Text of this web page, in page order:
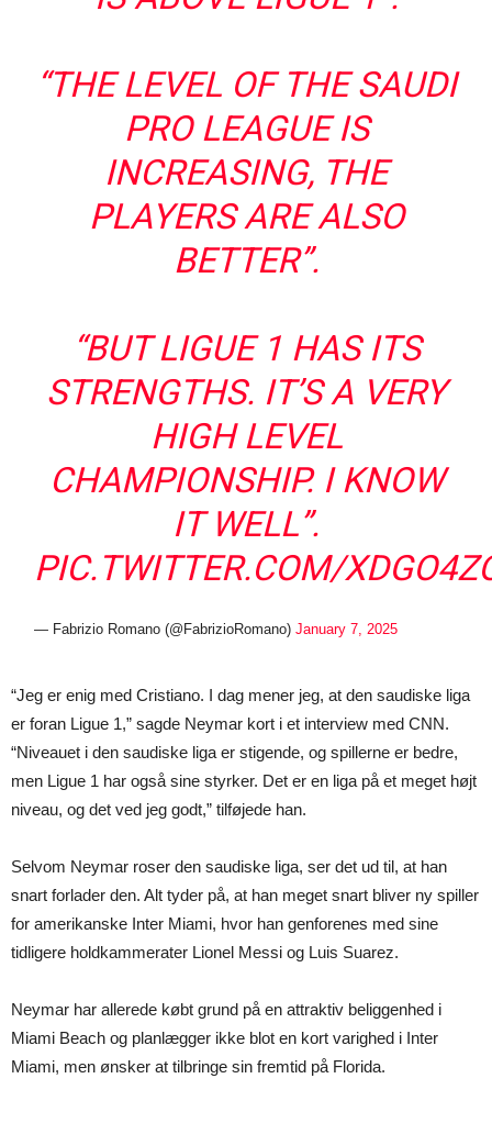
“THE LEVEL OF THE SAUDI
PRO LEAGUE IS
INCREASING, THE
PLAYERS ARE ALSO
BETTER”.
“BUT LIGUE 1 HAS ITS
STRENGTHS. IT’S A VERY
HIGH LEVEL
CHAMPIONSHIP. I KNOW
IT WELL”.
PIC.TWITTER.COM/
— Fabrizio Romano (@FabrizioRomano)January 7, 2025
“Jeg er enig med Cristiano. I dag mener jeg, at den saudiske liga
er foran Ligue 1,” sagde Neymar kort i et interview med CNN.
“Niveauet i den saudiske liga er stigende, og spillerne er bedre,
men Ligue 1 har også sine styrker. Det er en liga på et meget højt
niveau, og det ved jeg godt,” tilføjede han.
Selvom Neymar roser den saudiske liga, ser det ud til, at han
snart forlader den. Alt tyder på, at han meget snart bliver ny spiller
for amerikanske Inter Miami, hvor han genforenes med sine
tidligere holdkammerater Lionel Messi og Luis Suarez.
Neymar har allerede købt grund på en attraktiv beliggenhed i
Miami Beach og planlægger ikke blot en kort varighed i Inter
Miami, men ønsker at tilbringe sin fremtid på Florida.